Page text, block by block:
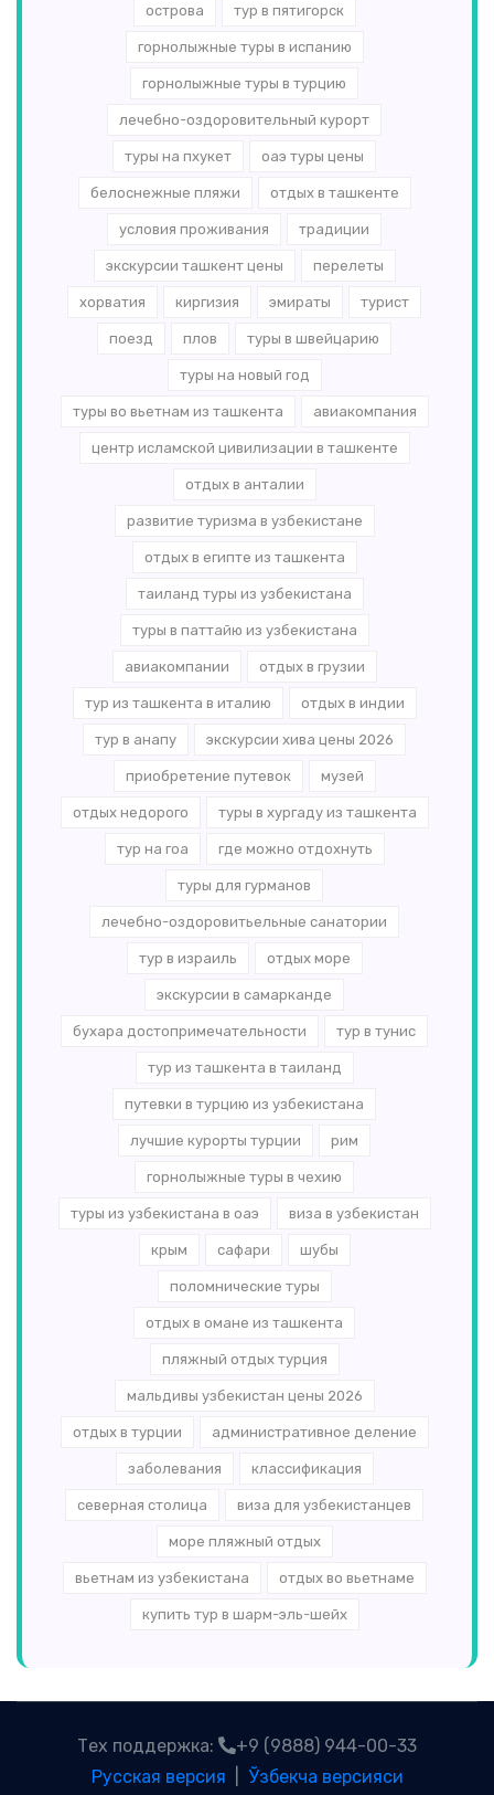
острова тур в пятигорск
горнолыжные туры в испанию
горнолыжные туры в турцию
лечебно-оздоровительный курорт
туры на пхукет оаэ туры цены
белоснежные пляжи отдых в ташкенте
условия проживания традиции
экскурсии ташкент цены перелеты
хорватия киргизия эмираты турист
поезд плов туры в швейцарию
туры на новый год
туры во вьетнам из ташкента авиакомпания
центр исламской цивилизации в ташкенте
отдых в анталии
развитие туризма в узбекистане
отдых в египте из ташкента
таиланд туры из узбекистана
туры в паттайю из узбекистана
авиакомпании отдых в грузии
тур из ташкента в италию отдых в индии
тур в анапу экскурсии хива цены 2026
приобретение путевок музей
отдых недорого туры в хургаду из ташкента
тур на гоа где можно отдохнуть
туры для гурманов
лечебно-оздоровитьельные санатории
тур в израиль отдых море
экскурсии в самарканде
бухара достопримечательности тур в тунис
тур из ташкента в таиланд
путевки в турцию из узбекистана
лучшие курорты турции рим
горнолыжные туры в чехию
туры из узбекистана в оаэ виза в узбекистан
крым сафари шубы
поломнические туры
отдых в омане из ташкента
пляжный отдых турция
мальдивы узбекистан цены 2026
отдых в турции административное деление
заболевания классификация
северная столица виза для узбекистанцев
море пляжный отдых
вьетнам из узбекистана отдых во вьетнаме
купить тур в шарм-эль-шейх
Тех поддержка:
+9 (9888) 944-00-33
Русская версия
Ўзбекча версияси